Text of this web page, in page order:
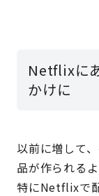
Netflixに
かけに
以前に増して
品が作られる
特にNetflixで